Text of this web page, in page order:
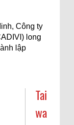
Công ty
long
lập
Tai
wa